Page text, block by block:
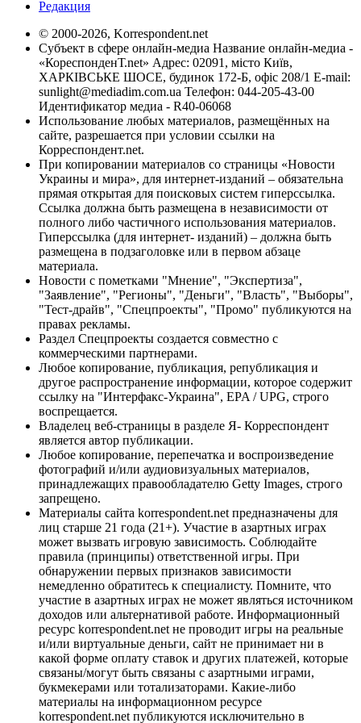
Редакция
© 2000-2026, Korrespondent.net
Субъект в сфере онлайн-медиа Название онлайн-медиа -
«КореспонденТ.net» Адрес: 02091, місто Київ,
ХАРКІВСЬКЕ ШОСЕ, будинок 172-Б, офіс 208/1 E-mail:
sunlight@mediadim.com.ua Телефон: 044-205-43-00
Идентификатор медиа - R40-06068
Использование любых материалов, размещённых на
сайте, разрешается при условии ссылки на
Корреспондент.net.
При копировании материалов со страницы «Новости
Украины и мира», для интернет-изданий – обязательна
прямая открытая для поисковых систем гиперссылка.
Ссылка должна быть размещена в независимости от
полного либо частичного использования материалов.
Гиперссылка (для интернет- изданий) – должна быть
размещена в подзаголовке или в первом абзаце
материала.
Новости с пометками "Мнение", "Экспертиза",
"Заявление", "Регионы", "Деньги", "Власть", "Выборы",
"Тест-драйв", "Спецпроекты", "Промо" публикуются на
правах рекламы.
Раздел Спецпроекты создается совместно с
коммерческими партнерами.
Любое копирование, публикация, републикация и
другое распространение информации, которое содержит
ссылку на "Интерфакс-Украина", EPA / UPG, строго
воспрещается.
Владелец веб-страницы в разделе Я- Корреспондент
является автор публикации.
Любое копирование, перепечатка и воспроизведение
фотографий и/или аудиовизуальных материалов,
принадлежащих правообладателю Getty Images, строго
запрещено.
Материалы сайта korrespondent.net предназначены для
лиц старше 21 года (21+). Участие в азартных играх
может вызвать игровую зависимость. Соблюдайте
правила (принципы) ответственной игры. При
обнаружении первых признаков зависимости
немедленно обратитесь к специалисту. Помните, что
участие в азартных играх не может являться источником
доходов или альтернативой работе. Информационный
ресурс korrespondent.net не проводит игры на реальные
и/или виртуальные деньги, сайт не принимает ни в
какой форме оплату ставок и других платежей, которые
связаны/могут быть связаны с азартными играми,
букмекерами или тотализаторами. Какие-либо
материалы на информационном ресурсе
korrespondent.net публикуются исключительно в